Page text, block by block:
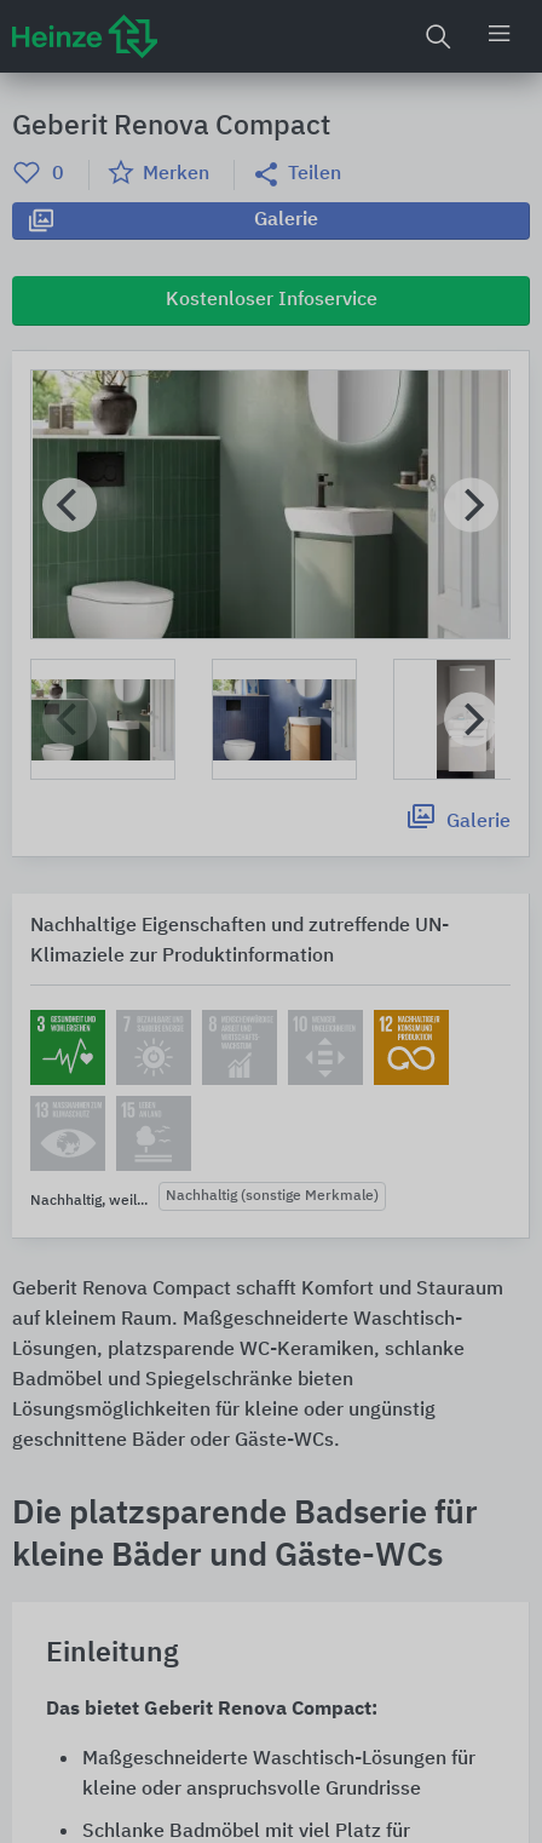
Geberit Renova Compact
0 Merken Teilen
Galerie
Kostenloser Infoservice
Galerie
Nachhaltige Eigenschaften und zutreffende UN-
Klimaziele zur Produktinformation
Nachhaltig, weil... Nachhaltig (sonstige Merkmale)
Geberit Renova Compact schafft Komfort und Stauraum
auf kleinem Raum. Maßgeschneiderte Waschtisch-
Lösungen, platzsparende WC-Keramiken, schlanke
Badmöbel und Spiegelschränke bieten
Lösungsmöglichkeiten für kleine oder ungünstig
geschnittene Bäder oder Gäste-WCs.
Die platzsparende Badserie für
kleine Bäder und Gäste-WCs
Einleitung
Das bietet Geberit Renova Compact:
Maßgeschneiderte Waschtisch-Lösungen für
kleine oder anspruchsvolle Grundrisse
Schlanke Badmöbel mit viel Platz für